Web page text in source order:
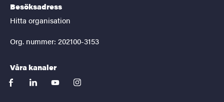
Besöksadress
Hitta organisation
Org. nummer: 202100-3153
Våra kanaler
facebooklinkedinyoutubeinstagram